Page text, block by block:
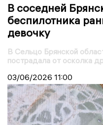
В соседней
беспилотника
девочку
В Сельцо Брянской
пострадала от осколка
03/06/2026 11:00